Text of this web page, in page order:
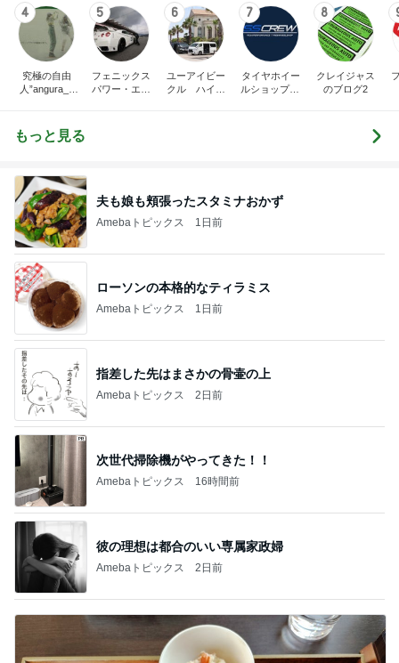
4
究極の自由
人”angura_0
5
フェニックス
パワー・エチ
6
ユーアイビー
クル ハイエ
7
タイヤホイー
ルショップSS
8
クレイジャス
のブログ2
もっと見る
夫も娘も頬張ったスタミナおかず
Amebaトピックス 1日前
ローソンの本格的なティラミス
Amebaトピックス 1日前
指差した先はまさかの骨壷の上
Amebaトピックス 2日前
次世代掃除機がやってきた！！
Amebaトピックス 16時間前
彼の理想は都合のいい専属家政婦
Amebaトピックス 2日前